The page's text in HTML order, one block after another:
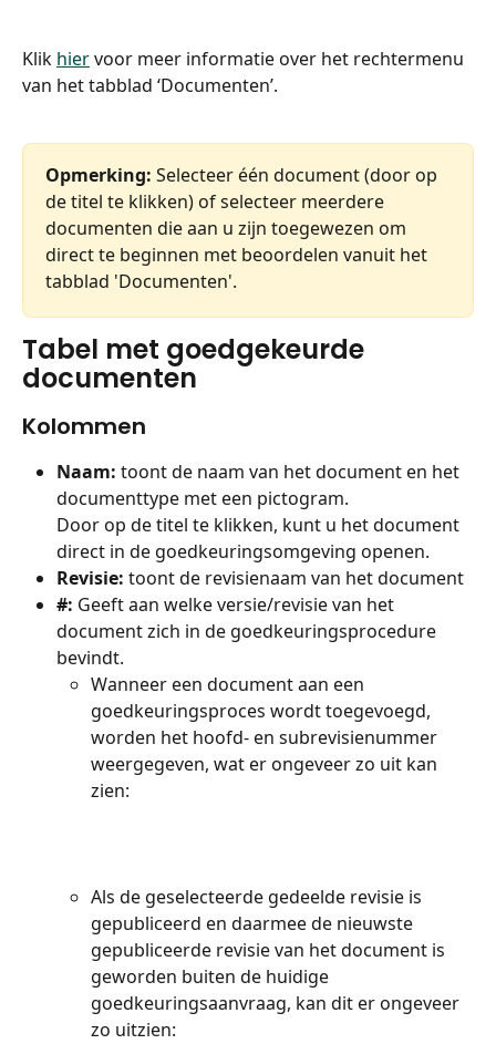
Klik hier voor meer informatie over het rechtermenu
van het tabblad ‘Documenten’.
Opmerking: Selecteer één document (door op
de titel te klikken) of selecteer meerdere
documenten die aan u zijn toegewezen om
direct te beginnen met beoordelen vanuit het
tabblad 'Documenten'.
Tabel met goedgekeurde
documenten
Kolommen
Naam: toont de naam van het document en het
documenttype met een pictogram.
Door op de titel te klikken, kunt u het document
direct in de goedkeuringsomgeving openen.
Revisie: toont de revisienaam van het document
#: Geeft aan welke versie/revisie van het
document zich in de goedkeuringsprocedure
bevindt.
Wanneer een document aan een
goedkeuringsproces wordt toegevoegd,
worden het hoofd- en subrevisienummer
weergegeven, wat er ongeveer zo uit kan
zien:
Als de geselecteerde gedeelde revisie is
gepubliceerd en daarmee de nieuwste
gepubliceerde revisie van het document is
geworden buiten de huidige
goedkeuringsaanvraag, kan dit er ongeveer
zo uitzien: